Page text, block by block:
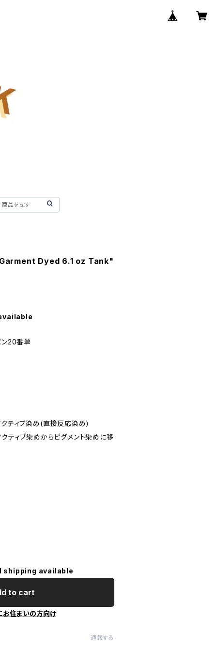
Dyed 6.1 oz Tank"
20番単
クティブ染め(直接反応染め)
クティブ染めからピグメント染めに移
shipping available
to cart
お住まいの方向け
通報する